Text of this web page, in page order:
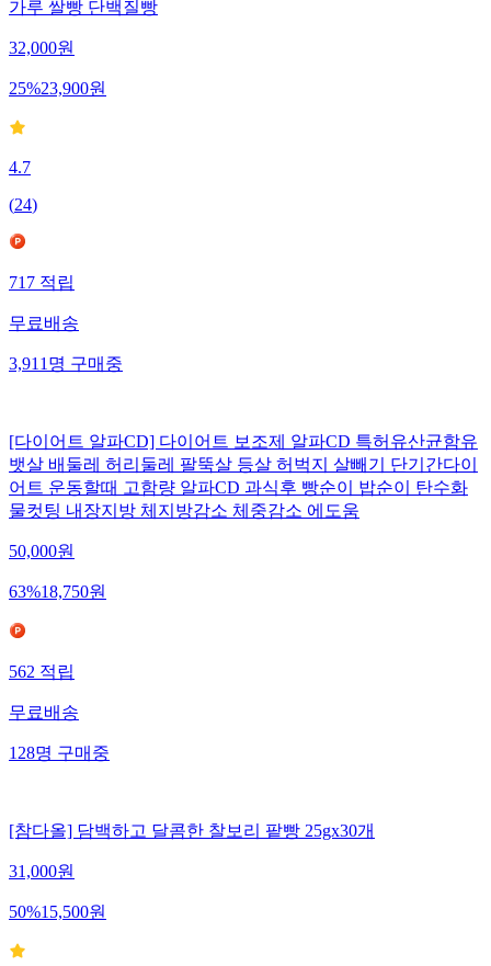
가루 쌀빵 단백질빵
32,000원
25%23,900원
4.7
(24)
717적립
무료배송
3,911명구매중
[다이어트 알파CD] 다이어트 보조제 알파CD 특허유산균함유
뱃살 배둘레 허리둘레 팔뚝살 등살 허벅지 살빼기 단기간다이
어트 운동할때 고함량 알파CD 과식후 빵순이 밥순이 탄수화
물컷팅 내장지방 체지방감소 체중감소 에도움
50,000원
63%18,750원
562적립
무료배송
128명구매중
[참다올] 담백하고 달콤한 찰보리 팥빵 25gx30개
31,000원
50%15,500원